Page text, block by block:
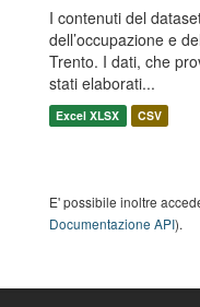
I contenuti del
dell’occupazione e
Trento. I dati, che
stati elaborati...
Excel XLSX CSV
E' possibile inoltre
Documentazione API).